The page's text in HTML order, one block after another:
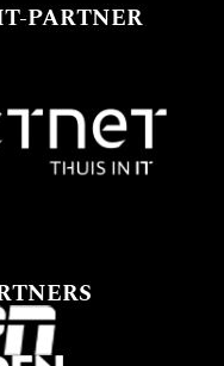
PARTNER